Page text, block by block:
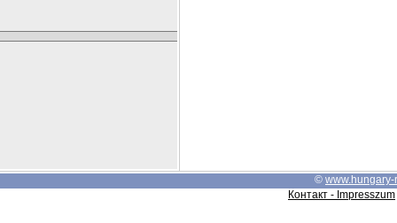
© www.hungary-
Контакт - Impresszum